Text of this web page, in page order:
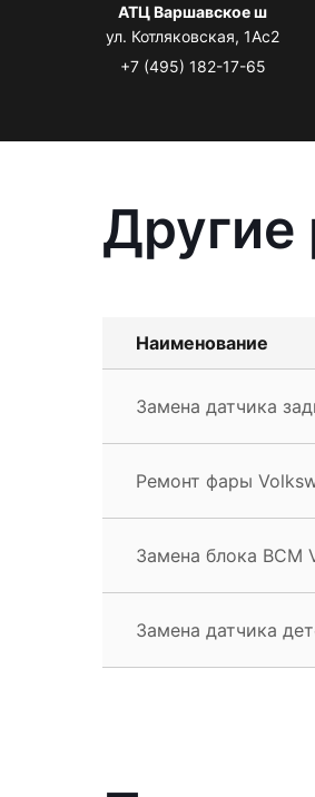
АТЦ Варшавское ш
ул. Котляковская, 1Ас2
+7 (495) 182-17-65
Другие
Наименование
Замена датчика
Ремонт фары
Замена блока BCM
Замена датчика